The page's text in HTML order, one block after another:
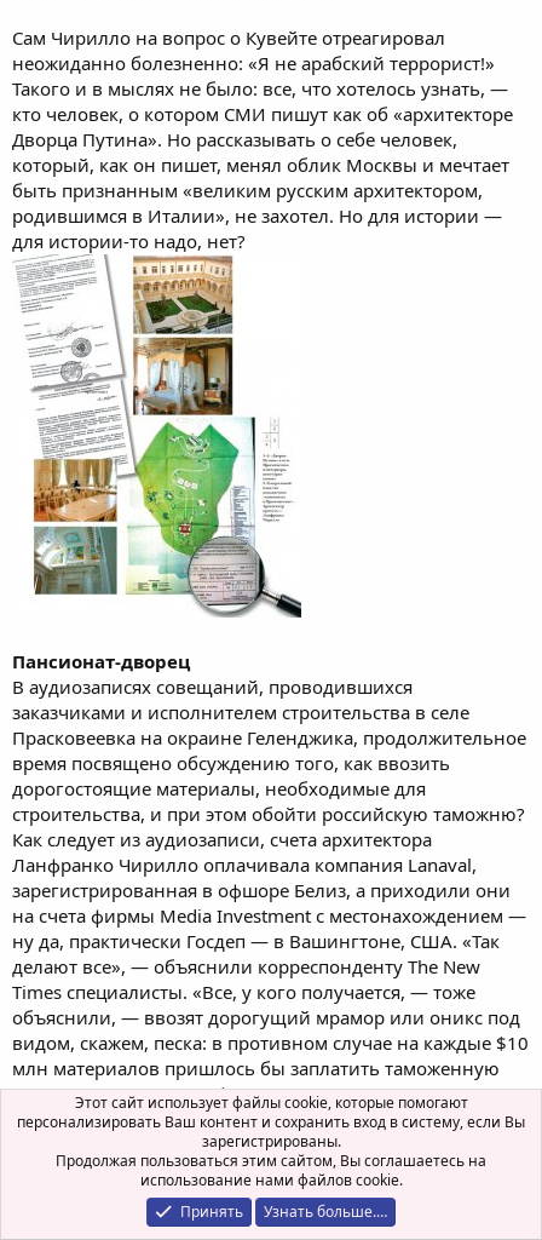
Сам Чирилло на вопрос о Кувейте отреагировал
неожиданно болезненно: «Я не арабский террорист!»
Такого и в мыслях не было: все, что хотелось узнать, —
кто человек, о котором СМИ пишут как об «архитекторе
Дворца Путина». Но рассказывать о себе человек,
который, как он пишет, менял облик Москвы и мечтает
быть признанным «великим русским архитектором,
родившимся в Италии», не захотел. Но для истории —
для истории-то надо, нет?
Пансионат-дворец
В аудиозаписях совещаний, проводившихся
заказчиками и исполнителем строительства в селе
Прасковеевка на окраине Геленджика, продолжительное
время посвящено обсуждению того, как ввозить
дорогостоящие материалы, необходимые для
строительства, и при этом обойти российскую таможню?
Как следует из аудиозаписи, счета архитектора
Ланфранко Чирилло оплачивала компания Lanaval,
зарегистрированная в офшоре Белиз, а приходили они
на счета фирмы Media Investment с местонахождением —
ну да, практически Госдеп — в Вашингтоне, США. «Так
делают все», — объяснили корреспонденту The New
Times специалисты. «Все, у кого получается, — тоже
объяснили, — ввозят дорогущий мрамор или оникс под
видом, скажем, песка: в противном случае на каждые $10
млн материалов пришлось бы заплатить таможенную
пошлину плюс НДС на $4–5 млн». Но вот совсем
обойтись без ГТД — «государственно-таможенной
декларации» — это, объяснили, требует очень высоких
связей. Между тем, судя по аудиозаписям (и это
подтверждает бизнесмен и до осени 2010 года партнер
строителей «Дворца» Сергей Колесников), именно без
Этот сайт использует файлы cookie, которые помогают
персонализировать Ваш контент и сохранить вход в систему, если Вы
зарегистрированы.
Продолжая пользоваться этим сайтом, Вы соглашаетесь на
использование нами файлов cookie.
Принять
Узнать больше.…